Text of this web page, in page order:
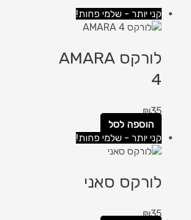
קני יותר - שלמי פחות!
לורקס AMARA
4
₪35
הוספה לסל
קני יותר - שלמי פחות!
לורקס סאני
₪35